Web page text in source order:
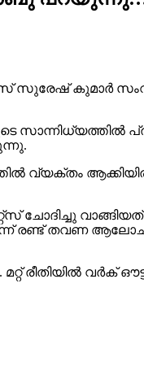
സുരേഷ് കുമാർ
സാന്നിധ്യത്തിൽ
ചോദിച്ചു
തവണ
രീതിയിൽ